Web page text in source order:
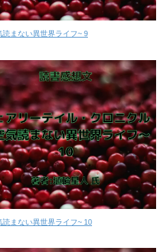
まない異世界ライフ~ 9
まない異世界ライフ~ 10